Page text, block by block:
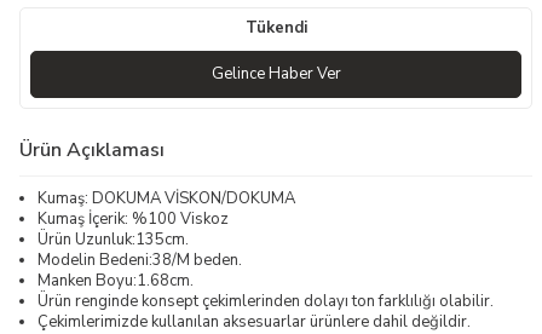
Tükendi
Gelince Haber Ver
Ürün Açıklaması
Kumaş: DOKUMA VİSKON/DOKUMA
Kumaş İçerik: %100 Viskoz
Ürün Uzunluk:135cm.
Modelin Bedeni:38/M beden.
Manken Boyu:1.68cm.
Ürün renginde konsept çekimlerinden dolayı ton farklılığı olabilir.
Çekimlerimizde kullanılan aksesuarlar ürünlere dahil değildir.